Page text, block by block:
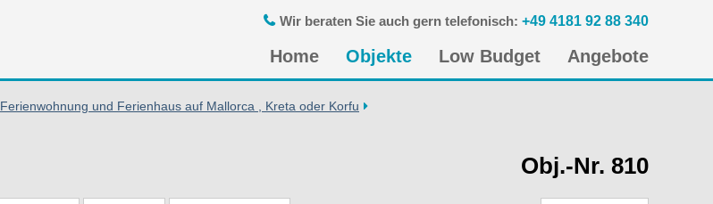
Wir beraten Sie auch gern telefonisch: +49 4181 92 88 340
überspringen
Home Objekte Low Budget Angebote
Ferienwohnung und Ferienhaus auf Mallorca , Kreta oder Korfu
Obj.-Nr. 810